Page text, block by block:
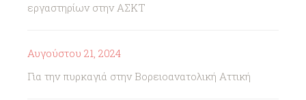
εργαστηρίων στην ΑΣΚΤ
Αυγούστου 21, 2024
Για την πυρκαγιά στην Βορειοανατολική Αττική